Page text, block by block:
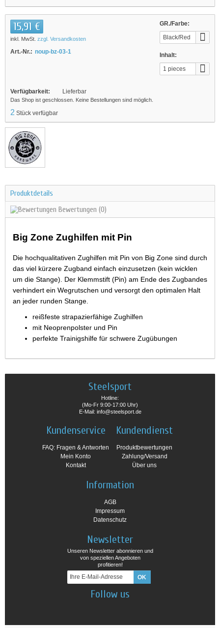
GR./Farbe:
Black/Red
Inhalt:
1 pieces
15,91 €
inkl. MwSt. zzgl. Versandkosten
Art.-Nr.: noup-bz-03-1
Verfügbarkeit: Lieferbar
Das Shop ist geschlossen. Keine Bestellungen sind möglich.
2 Stück verfügbar
Produktdetails
Bewertungen (0)
Big Zone Zughilfen mit Pin
Die hochqualitativen Zughilfen mit Pin von Big Zone sind durch
das viel kürzere Zugband einfach einzusetzen (kein wicklen
um die Stange). Der Klemmstift (Pin) am Ende des Zugbandes
verhindert ein Wegrutschen und versorgt den optimalen Halt
an jeder runden Stange.
reißfeste strapazierfähige Zughilfen
mit Neoprenpolster und Pin
perfekte Trainigshilfe für schwere Zugübungen
Steelsport
Hotline:
(Mo-Fr 9:00-17:00 Uhr)
E-Mail: info@steelsport.de
Kundenservice
FAQ: Fragen & Antworten
Mein Konto
Kontakt
Kundendienst
Produktbewertungen
Zahlung/Versand
Über uns
Information
AGB
Impressum
Datenschutz
Newsletter
Unseren Newsletter abonnieren und
von speziellen Angeboten
profitieren!
Follow us